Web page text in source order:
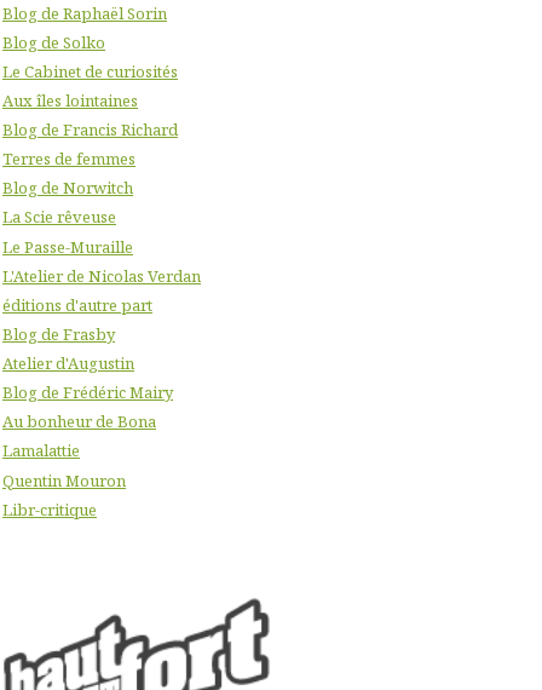
Blog de Raphaël Sorin
Blog de Solko
Le Cabinet de curiosités
Aux îles lointaines
Blog de Francis Richard
Terres de femmes
Blog de Norwitch
La Scie rêveuse
Le Passe-Muraille
L'Atelier de Nicolas Verdan
éditions d'autre part
Blog de Frasby
Atelier d'Augustin
Blog de Frédéric Mairy
Au bonheur de Bona
Lamalattie
Quentin Mouron
Libr-critique